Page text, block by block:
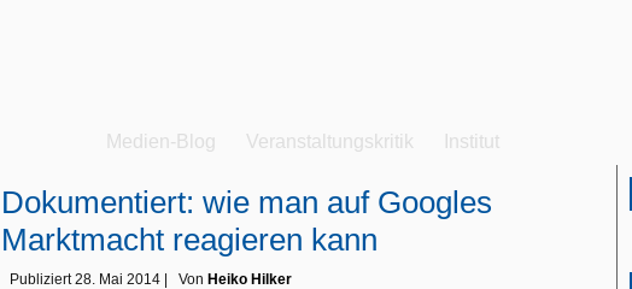
Medien-Blog Veranstaltungskritik Institut
Dokumentiert: wie man auf Googles
Marktmacht reagieren kann
Publiziert 28. Mai 2014 Von Heiko Hilker